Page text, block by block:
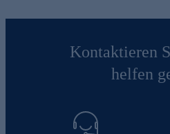
Kontaktieren
helfen